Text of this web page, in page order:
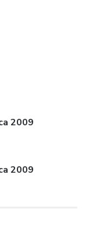
2009
2009